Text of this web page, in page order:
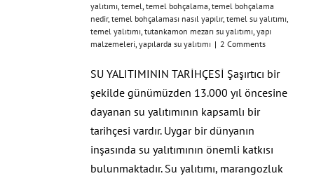
yalıtımı, temel, temel bohçalama, temel bohçalama
nedir, temel bohçalaması nasıl yapılır, temel su yalıtımı,
temel yalıtımı, tutankamon mezarı su yalıtımı, yapı
malzemeleri, yapılarda su yalıtımı | 2 Comments
SU YALITIMININ TARİHÇESİ Şaşırtıcı bir
şekilde günümüzden 13.000 yıl öncesine
dayanan su yalıtımının kapsamlı bir
tarihçesi vardır. Uygar bir dünyanın
inşasında su yalıtımının önemli katkısı
bulunmaktadır. Su yalıtımı, marangozluk